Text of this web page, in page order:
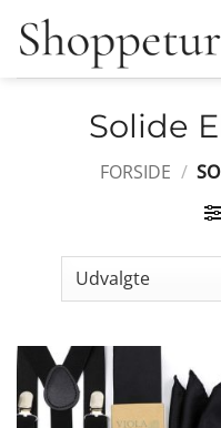
Fortsæt
Solide
FORSIDE /